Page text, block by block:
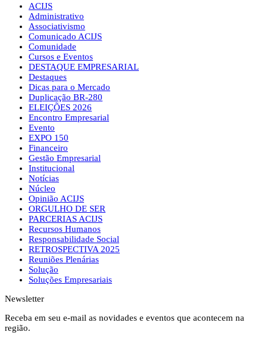
ACIJS
Administrativo
Associativismo
Comunicado ACIJS
Comunidade
Cursos e Eventos
DESTAQUE EMPRESARIAL
Destaques
Dicas para o Mercado
Duplicação BR-280
ELEIÇÕES 2026
Encontro Empresarial
Evento
EXPO 150
Financeiro
Gestão Empresarial
Institucional
Notícias
Núcleo
Opinião ACIJS
ORGULHO DE SER
PARCERIAS ACIJS
Recursos Humanos
Responsabilidade Social
RETROSPECTIVA 2025
Reuniões Plenárias
Solução
Soluções Empresariais
Newsletter
Receba em seu e-mail as novidades e eventos que acontecem na
região.